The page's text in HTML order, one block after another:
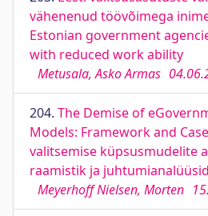
vähenenud töövõimega
Estonian government
with reduced work ability
Metusala, Asko Armas
204. The Demise of
Models: Framework and
valitsemise küpsusmudelite
raamistik ja juhtumianalüüsid
Meyerhoff Nielsen, Morten